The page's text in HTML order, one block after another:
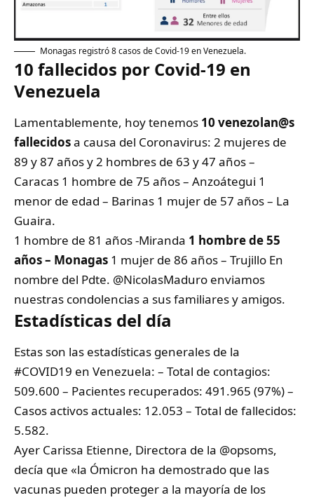
Monagas registró 8 casos de Covid-19 en Venezuela.
10 fallecidos por Covid-19 en
Venezuela
Lamentablemente, hoy tenemos 10 venezolan@s
fallecidosa causa del Coronavirus: 2 mujeres de
89 y 87 años y 2 hombres de 63 y 47 años –
Caracas 1 hombre de 75 años – Anzoátegui 1
menor de edad – Barinas 1 mujer de 57 años – La
Guaira.
1 hombre de 81 años -Miranda 1 hombre de 55
años – Monagas 1 mujer de 86 años – Trujillo En
nombre del Pdte. @NicolasMaduro enviamos
nuestras condolencias a sus familiares y amigos.
Estadísticas del día
Estas son las estadísticas generales de la
#COVID19 en Venezuela: – Total de contagios:
509.600 – Pacientes recuperados: 491.965 (97%) –
Casos activos actuales: 12.053 – Total de fallecidos:
5.582.
Ayer Carissa Etienne, Directora de la @opsoms,
decía que «la Ómicron ha demostrado que las
vacunas pueden proteger a la mayoría de los